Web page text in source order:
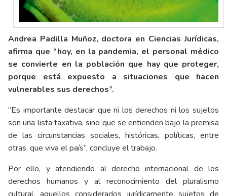
Andrea Padilla Muñoz, doctora en Ciencias Jurídicas,
afirma que “hoy, en la pandemia, el personal médico
se convierte en la población que hay que proteger,
porque está expuesto a situaciones que hacen
vulnerables sus derechos”.
“Es importante destacar que ni los derechos ni los sujetos
son una lista taxativa, sino que se entienden bajo la premisa
de las circunstancias sociales, históricas, políticas, entre
otras, que viva el país”, concluye el trabajo.
Por ello, y atendiendo al derecho internacional de los
derechos humanos y al reconocimiento del pluralismo